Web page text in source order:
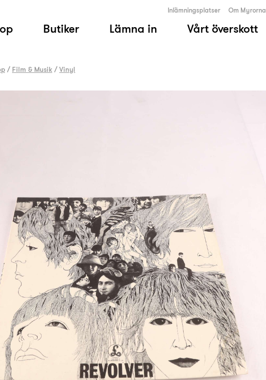
Butiker Lämna in Vårt överskott
Inlämningsplatser Om Myrorna
/ Film & Musik /Vinyl